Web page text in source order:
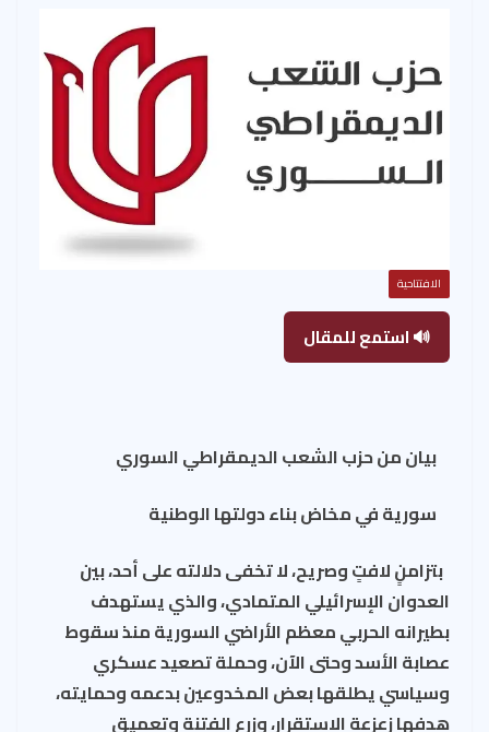
الافتتاحية
🔊 استمع للمقال
بيان من حزب الشعب الديمقراطي السوري
سورية في مخاض بناء دولتها الوطنية
بتزامنٍ لافتٍ وصريح، لا تخفى دلالته على أحد، بين
العدوان الإسرائيلي المتمادي، والذي يستهدف
بطيرانه الحربي معظم الأراضي السورية منذ سقوط
عصابة الأسد وحتى الآن، وحملة تصعيد عسكري
وسياسي يطلقها بعض المخدوعين بدعمه وحمايته،
هدفها زعزعة الاستقرار، وزرع الفتنة وتعميق